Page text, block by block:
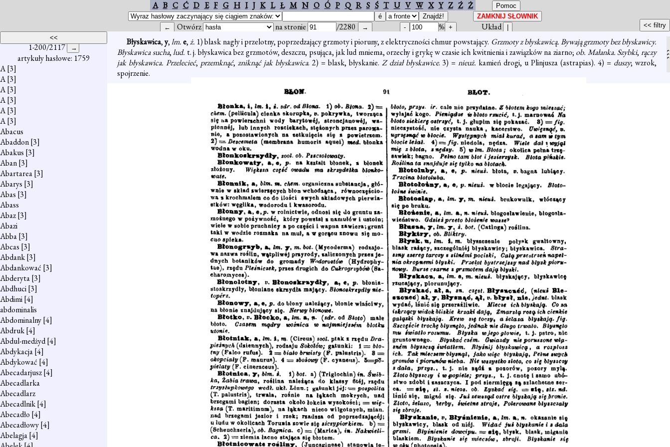
A B C Ć D E F G H I J K L Ł M N O Ó P Q R S Ś T U V W X Y Z Ź Ż
Otwórz na stronie /2280 %
Układ
1-200/2117
artykuły hasłowe: 1759
A[3]
A[3]
A[3]
A[3]
A[3]
A[3]
Abacus
Abaddon[3]
Abakus [3]
Aban[3]
Abartarea[3]
Abarys [3]
Abas [3]
Abass
Abaz[3]
Abazi
Abba[3]
Abcas [3]
Abdank[3]
Abdankować [3]
Abderyta[3]
Abdhuci[3]
Abdimi[4]
abdominalis
Abdominalny[4]
Abdruk[4]
Abdul-medżyd[4]
Abdykacja[4]
Abdykować [4]
Abecadarjusz[4]
Abecadlarka
Abecadlarz
Abecadlnik[4]
Abecadło [4]
Abecadłowy[4]
Abelagja[4]
Błyskawica,y,lm.e,ż. 1) blask nagły i przelotny, poprzedzający grzmoty i pioruny, z elektryczności chmur powstający. Grzmoty z błyskawicą. Bywają grzmoty bez błyskawicy.
Błyskawica sucha,lud. t. j. błyskawica bez grzmotów, deszczu, psująca, jak lud mniema, orzechy i grykę w czasie ich kwitnienia i zawiązków na ziarno; ob. Małanka. Szybki,rączy
jak błyskawica. Przelecieć, przemknąć, zniknąć jak błyskawica. 2) = blask, błyskanie. Z dział błyskawice. 3) =nieuż. kamień drogi, u Plinjusza (astrapias). 4) = duszy; wzrok,
spojrzenie.